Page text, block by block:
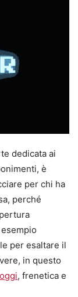
dedicata ai
è
per chi ha
perché
per esaltare il
in questo
, frenetica e